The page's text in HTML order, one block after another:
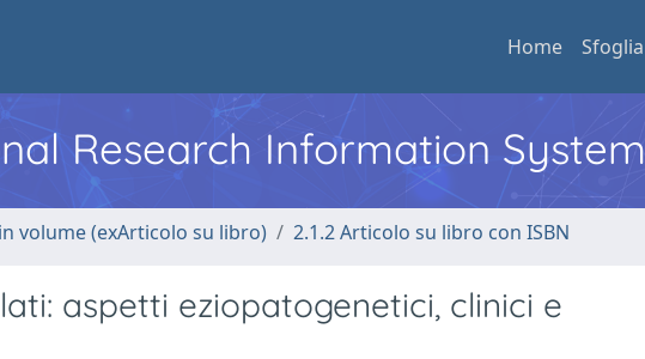
Home Sfoglia
Research Information System
volume (exArticolo su libro) 2.1.2 Articolo su libro con ISBN
aspetti eziopatogenetici, clinici e